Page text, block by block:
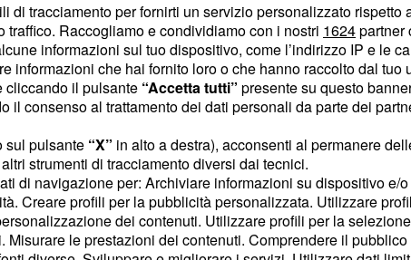
di cassonetti gialli
del
anche la raccolta
di spedirli in
il vestiario finiva
un'azienda
sanificato mentre in
previo pagamento,
di Caserta, per finire
di tracciamento per fornirti un servizio personalizzato rispetto
Raccogliamo e condividiamo con i nostri 1624partner
informazioni sul tuo dispositivo, come l’indirizzo IP e le
informazioni che hai fornito loro o che hanno raccolto dal tuo
cliccando il pulsante “Accetta tutti” presente su questo
il consenso al trattamento dei dati personali da parte dei
sul pulsante “X” in alto a destra), acconsenti al permanere
strumenti di tracciamento diversi dai tecnici.
di navigazione per: Archiviare informazioni su dispositivo e/
Creare profili per la pubblicità personalizzata. Utilizzare
dei contenuti. Utilizzare profili per la
le prestazioni dei contenuti. Comprendere il